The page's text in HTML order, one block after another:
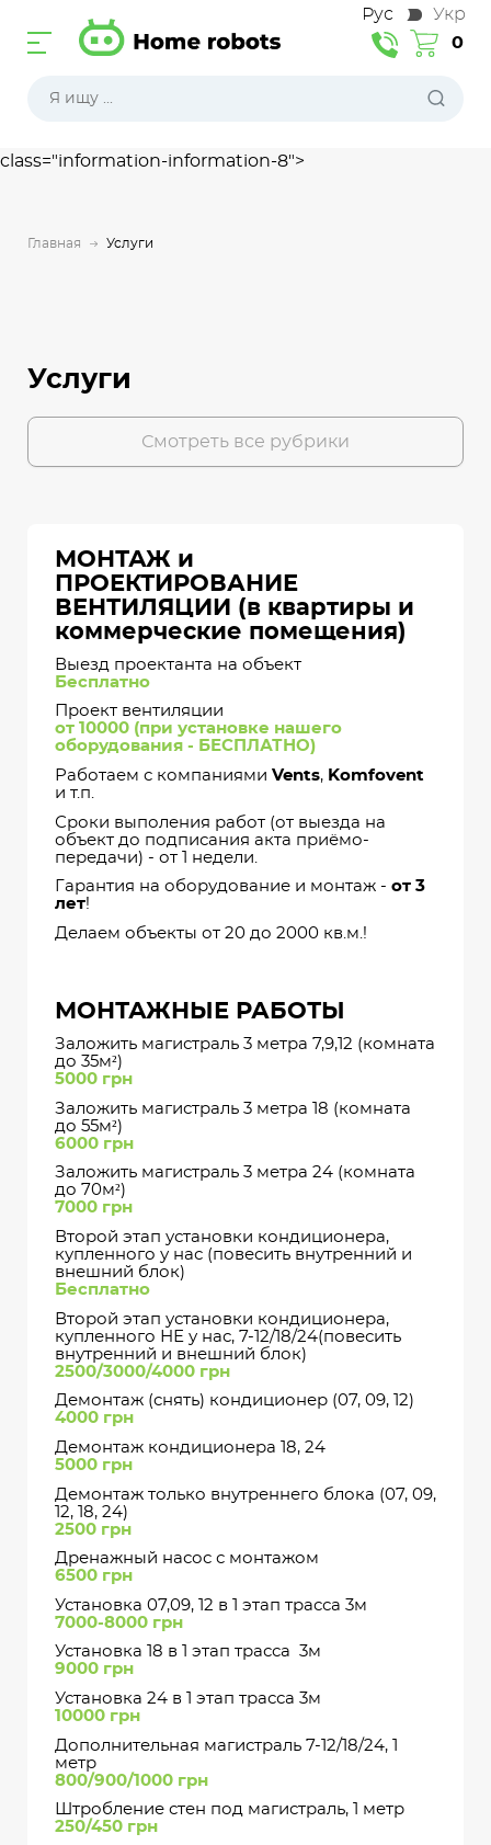
class="information-information-8">
0
Рус Укр
Главная Услуги
Услуги
Смотреть все рубрики
МОНТАЖ и
ПРОЕКТИРОВАНИЕ
ВЕНТИЛЯЦИИ (в квартиры и
коммерческие помещения)
Выезд проектанта на объект
Бесплатно
Проект вентиляции
от 10000 (при установке нашего
оборудования - БЕСПЛАТНО)
Работаем с компаниями Vents, Komfovent
и т.п.
Сроки выполения работ (от выезда на
объект до подписания акта приёмо-
передачи) - от 1 недели.
Гарантия на оборудование и монтаж - от 3
лет!
Делаем объекты от 20 до 2000 кв.м.!
МОНТАЖНЫЕ РАБОТЫ
Заложить магистраль 3 метра 7,9,12 (комната
до 35м²)
5000 грн
Заложить магистраль 3 метра 18 (комната
до 55м²)
6000 грн
Заложить магистраль 3 метра 24 (комната
до 70м²)
7000 грн
Второй этап установки кондиционера,
купленного у нас (повесить внутренний и
внешний блок)
Бесплатно
Второй этап установки кондиционера,
купленного НЕ у нас, 7-12/18/24(повесить
внутренний и внешний блок)
2500/3000/4000 грн
Демонтаж (снять) кондиционер (07, 09, 12)
4000 грн
Демонтаж кондиционера 18, 24
5000 грн
Демонтаж только внутреннего блока (07, 09,
12, 18, 24)
2500 грн
Дренажный насос с монтажом
6500 грн
Установка 07,09, 12 в 1 этап трасса 3м
7000-8000 грн
Установка 18 в 1 этап трасса 3м
9000 грн
Установка 24 в 1 этап трасса 3м
10000 грн
Дополнительная магистраль 7-12/18/24, 1
метр
800/900/1000 грн
Штробление стен под магистраль, 1 метр
250/450 грн